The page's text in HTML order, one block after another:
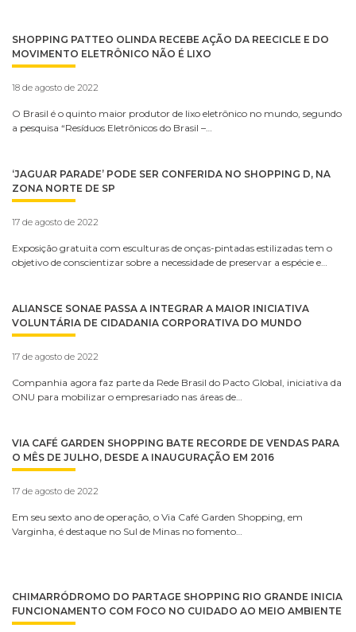
SHOPPING PATTEO OLINDA RECEBE AÇÃO DA REECICLE E DO
MOVIMENTO ELETRÔNICO NÃO É LIXO
18 de agosto de 2022
O Brasil é o quinto maior produtor de lixo eletrônico no mundo, segundo
a pesquisa “Resíduos Eletrônicos do Brasil –…
‘JAGUAR PARADE’ PODE SER CONFERIDA NO SHOPPING D, NA
ZONA NORTE DE SP
17 de agosto de 2022
Exposição gratuita com esculturas de onças-pintadas estilizadas tem o
objetivo de conscientizar sobre a necessidade de preservar a espécie e…
ALIANSCE SONAE PASSA A INTEGRAR A MAIOR INICIATIVA
VOLUNTÁRIA DE CIDADANIA CORPORATIVA DO MUNDO
17 de agosto de 2022
Companhia agora faz parte da Rede Brasil do Pacto Global, iniciativa da
ONU para mobilizar o empresariado nas áreas de…
VIA CAFÉ GARDEN SHOPPING BATE RECORDE DE VENDAS PARA
O MÊS DE JULHO, DESDE A INAUGURAÇÃO EM 2016
17 de agosto de 2022
Em seu sexto ano de operação, o Via Café Garden Shopping, em
Varginha, é destaque no Sul de Minas no fomento…
CHIMARRÓDROMO DO PARTAGE SHOPPING RIO GRANDE INICIA
FUNCIONAMENTO COM FOCO NO CUIDADO AO MEIO AMBIENTE